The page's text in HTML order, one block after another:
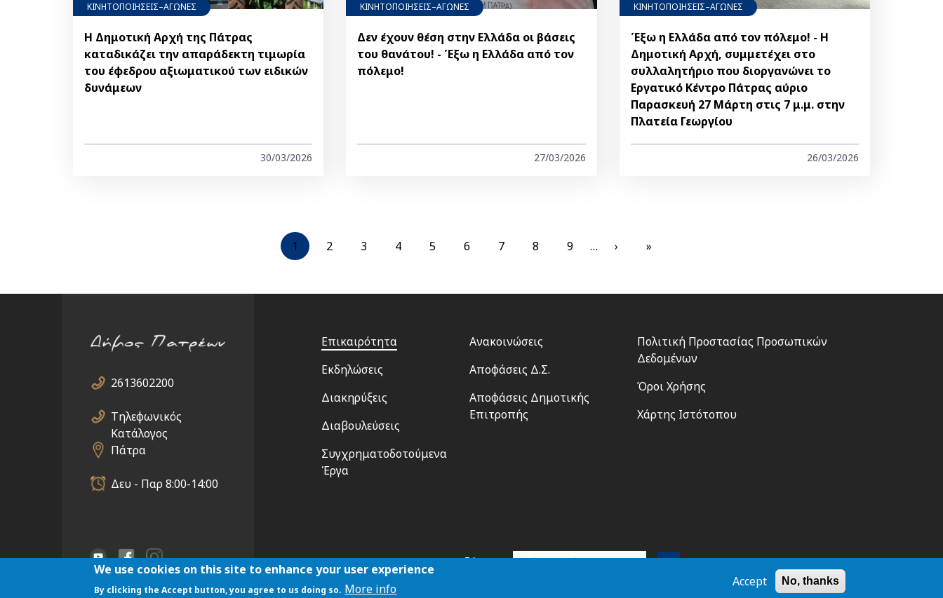
ΚΙΝΗΤΟΠΟΙΗΣΕΙΣ–ΑΓΩΝΕΣ
Η Δημοτική Αρχή της Πάτρας
καταδικάζει την απαράδεκτη τιμωρία
του έφεδρου αξιωματικού των ειδικών
δυνάμεων
30/03/2026
ΚΙΝΗΤΟΠΟΙΗΣΕΙΣ–ΑΓΩΝΕΣ
Δεν έχουν θέση στην Ελλάδα οι βάσεις
του θανάτου! - Έξω η Ελλάδα από τον
πόλεμο!
27/03/2026
ΚΙΝΗΤΟΠΟΙΗΣΕΙΣ–ΑΓΩΝΕΣ
Έξω η Ελλάδα από τον πόλεμο! - Η
Δημοτική Αρχή, συμμετέχει στο
συλλαλητήριο που διοργανώνει το
Εργατικό Κέντρο Πάτρας αύριο
Παρασκευή 27 Μάρτη στις 7 μ.μ. στην
Πλατεία Γεωργίου
26/03/2026
Current
page
1 Page
2 Page
3 Page
4 Page
5 Page
6 Page
7 Page
8 Page
9 …
Next
›
Last
»
2613602200
Τηλεφωνικός
Κατάλογος
Πάτρα
Δευ - Παρ 8:00-14:00
Footer
menu
Επικαιρότητα
Εκδηλώσεις
Διακηρύξεις
Διαβουλεύσεις
Συγχρηματοδοτούμενα
Έργα
Footer
Ανακοινώσεις
Αποφάσεις Δ.Σ.
Αποφάσεις Δημοτικής
Επιτροπής
Footer
Πολιτική Προστασίας Προσωπικών
Δεδομένων
Όροι Χρήσης
Χάρτης Ιστότοπου
Αναζήτηση
We use cookies on this site to enhance your user experience
By clicking the Accept button, you agree to us doing so. More info Accept No, thanks